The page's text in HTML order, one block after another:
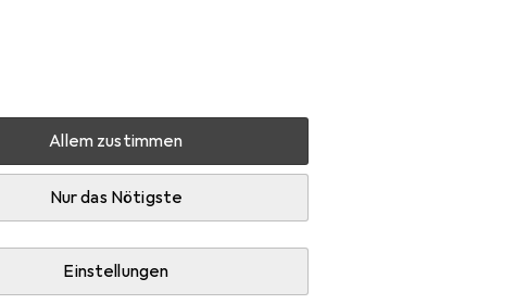
Allem zustimmen
Nur das Nötigste
Einstellungen
Workshops Zubehör